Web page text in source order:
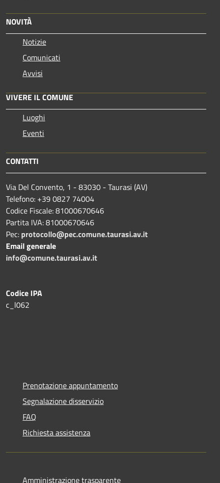
NOVITÀ
Notizie
Comunicati
Avvisi
VIVERE IL COMUNE
Luoghi
Eventi
CONTATTI
Via Del Convento, 1 - 83030 - Taurasi (AV)
Telefono: +39 0827 74004
Codice Fiscale: 81000670646
Partita IVA: 81000670646
Pec: protocollo@pec.comune.taurasi.av.it
Email generale
info@comune.taurasi.av.it
Codice IPA
c_l062
Prenotazione appuntamento
Segnalazione disservizio
FAQ
Richiesta assistenza
Amministrazione trasparente